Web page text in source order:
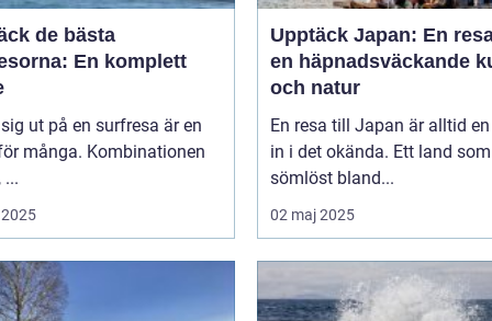
de bästa
En komplett
ut på en surfresa är en
många. Kombinationen
...
Upptäck Japan: En
en häpnadsväckande
och natur
En resa till Japan är alltid
in i det okända. Ett land som
sömlöst bland...
02 maj 2025